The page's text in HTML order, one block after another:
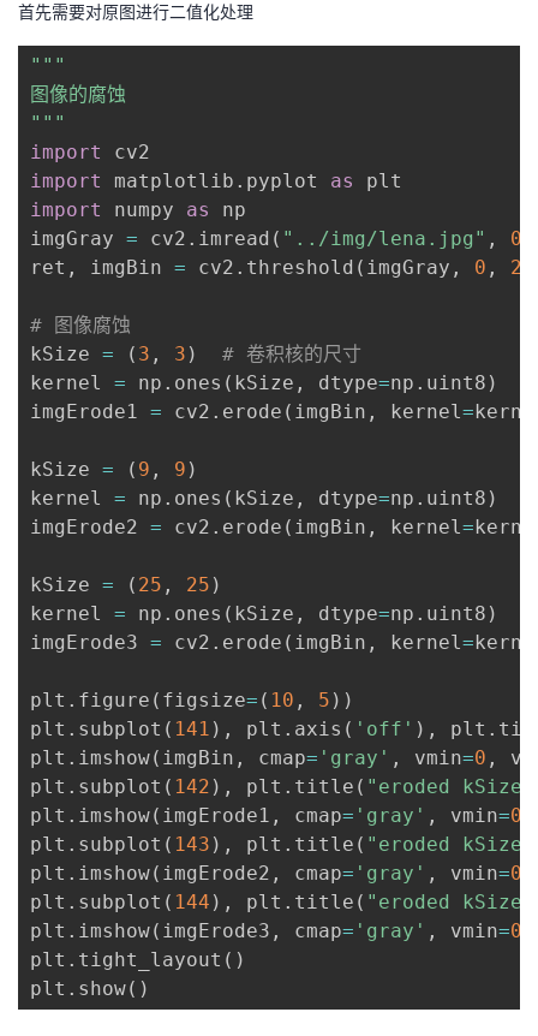
首先需要对原图进行二值化处理
"""
图像的腐蚀
"""
import
import
matplotlib . pyplot as
import
numpy as
np
imgGray = cv2 . imread ( "../img/lena.jpg" , 0
ret , imgBin = cv2 . threshold ( imgGray , 0 ,
# 图像腐蚀
kSize = ( 3 , 3 )
# 卷积核的尺寸
kernel = np . ones ( kSize , dtype=np . uint8 )
imgErode1 = cv2 . erode ( imgBin , kernel=
kSize = ( 9 , 9 )
kernel = np . ones ( kSize , dtype=np . uint8 )
imgErode2 = cv2 . erode ( imgBin , kernel=
kSize = ( 25 , 25 )
kernel = np . ones ( kSize , dtype=np . uint8 )
imgErode3 = cv2 . erode ( imgBin , kernel=
plt . figure ( figsize= ( 10 , 5 ) )
plt . subplot ( 141 ) , plt . axis ( 'off' ) , plt .
plt . imshow( imgBin , cmap= 'gray' , vmin=0 ,
plt . subplot ( 142 ) , plt . title ( "eroded
plt . imshow( imgErode1 , cmap= 'gray' , vmin=0
plt . subplot ( 143 ) , plt . title ( "eroded
plt . imshow( imgErode2 , cmap= 'gray' , vmin=0
plt . subplot ( 144 ) , plt . title ( "eroded
plt . imshow( imgErode3 , cmap= 'gray' , vmin=0
plt . tight_layout ( )
plt . show( )